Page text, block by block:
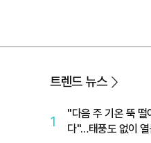
트렌드 뉴스
1
"다음 주 기온 뚝 떨
다"…태풍도 없이 열